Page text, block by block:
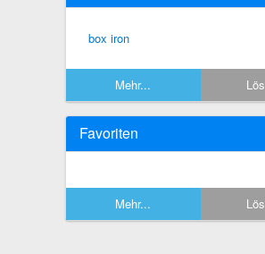
box iron
Mehr...
Favoriten
Mehr...